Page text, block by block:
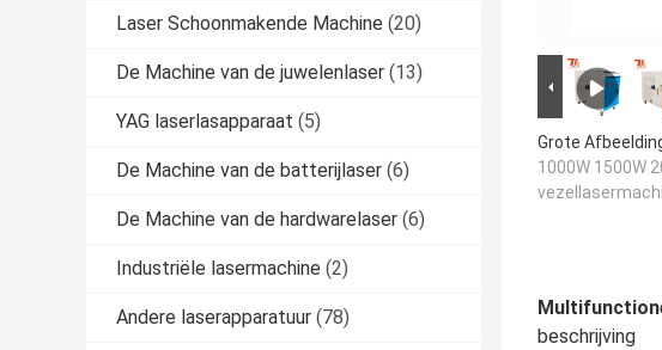
Laser Schoonmakende Machine (20)
De Machine van de juwelenlaser (13)
YAG laserlasapparaat (5)
De Machine van de batterijlaser (6)
De Machine van de hardwarelaser (6)
Industriële lasermachine (2)
Andere laserapparatuur (78)
Grote
1000W 1500W
beschrijving